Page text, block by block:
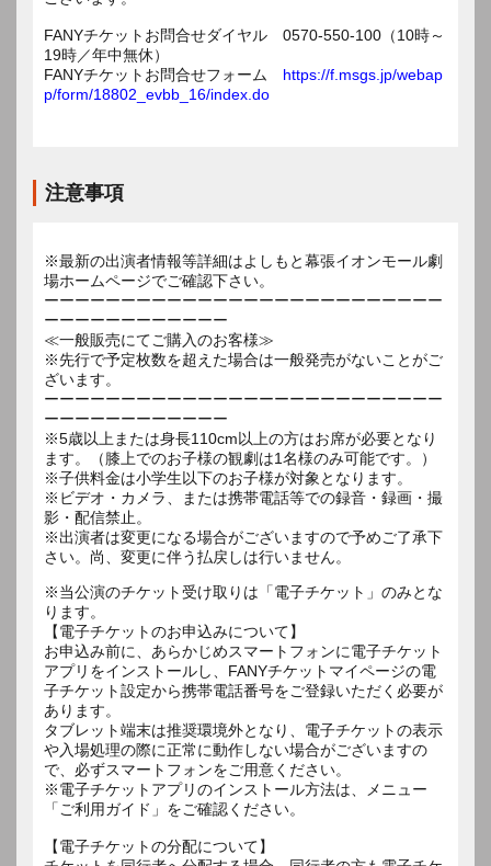
FANYチケットお問合せダイヤル 0570-550-100（10時～
19時／年中無休）
FANYチケットお問合せフォーム https://f.msgs.jp/webap
p/form/18802_evbb_16/index.do
注意事項
※最新の出演者情報等詳細はよしもと幕張イオンモール劇
場ホームページでご確認下さい。
ーーーーーーーーーーーーーーーーーーーーーーーーーー
ーーーーーーーーーーーー
≪一般販売にてご購入のお客様≫
※先行で予定枚数を超えた場合は一般発売がないことがご
ざいます。
ーーーーーーーーーーーーーーーーーーーーーーーーーー
ーーーーーーーーーーーー
※5歳以上または身長110cm以上の方はお席が必要となり
ます。（膝上でのお子様の観劇は1名様のみ可能です。）
※子供料金は小学生以下のお子様が対象となります。
※ビデオ・カメラ、または携帯電話等での録音・録画・撮
影・配信禁止。
※出演者は変更になる場合がございますので予めご了承下
さい。尚、変更に伴う払戻しは行いません。
※当公演のチケット受け取りは「電子チケット」のみとな
ります。
【電子チケットのお申込みについて】
お申込み前に、あらかじめスマートフォンに電子チケット
アプリをインストールし、FANYチケットマイページの電
子チケット設定から携帯電話番号をご登録いただく必要が
あります。
タブレット端末は推奨環境外となり、電子チケットの表示
や入場処理の際に正常に動作しない場合がございますの
で、必ずスマートフォンをご用意ください。
※電子チケットアプリのインストール方法は、メニュー
「ご利用ガイド」をご確認ください。
【電子チケットの分配について】